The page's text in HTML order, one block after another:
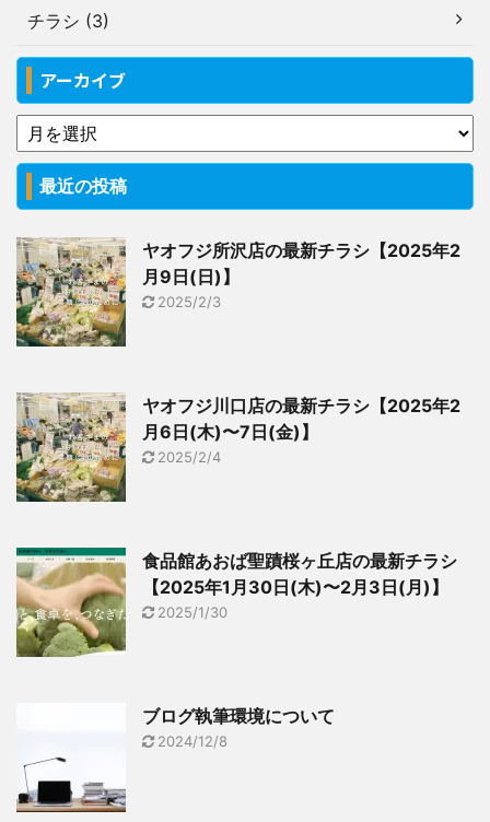
チラシ (3)
アーカイブ
最近の投稿
ヤオフジ所沢店の最新チラシ【2025年2
月9日(日)】
2025/2/3
ヤオフジ川口店の最新チラシ【2025年2
月6日(木)〜7日(金)】
2025/2/4
食品館あおば聖蹟桜ヶ丘店の最新チラシ
【2025年1月30日(木)〜2月3日(月)】
2025/1/30
ブログ執筆環境について
2024/12/8